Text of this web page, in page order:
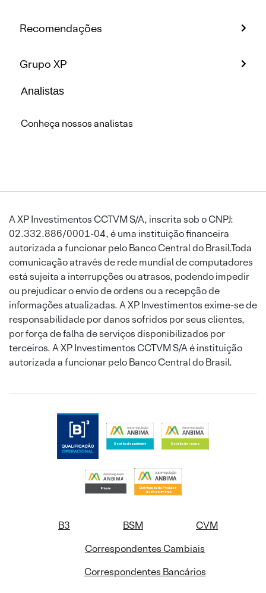
Recomendações
Grupo XP
Analistas
Conheça nossos analistas
A XP Investimentos CCTVM S/A, inscrita sob o CNPJ:
02.332.886/0001-04, é uma instituição financeira
autorizada a funcionar pelo Banco Central do Brasil.Toda
comunicação através de rede mundial de computadores
está sujeita a interrupções ou atrasos, podendo impedir
ou prejudicar o envio de ordens ou a recepção de
informações atualizadas. A XP Investimentos exime-se de
responsabilidade por danos sofridos por seus clientes,
por força de falha de serviços disponibilizados por
terceiros. A XP Investimentos CCTVM S/A é instituição
autorizada a funcionar pelo Banco Central do Brasil.
B3 BSM
CVM
Correspondentes Cambiais
Correspondentes Bancários